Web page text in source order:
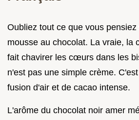
Oubliez tout ce que vous
mousse au chocolat. La vraie, la
fait chavirer les cœurs dans les
n'est pas une simple crème.
fusion d'air et de cacao intense.
L'arôme du chocolat noir amer